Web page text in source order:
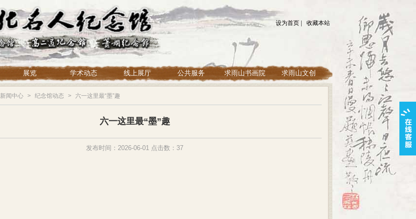
设为首页 收藏本站
展览 学术动态 线上展厅 公共服务 求雨山书画院 求雨山文创
新闻中心 > 纪念馆动态 > 六一这里最“墨”趣
六一这里最“墨”趣
发布时间：2026-06-01 点击数：37